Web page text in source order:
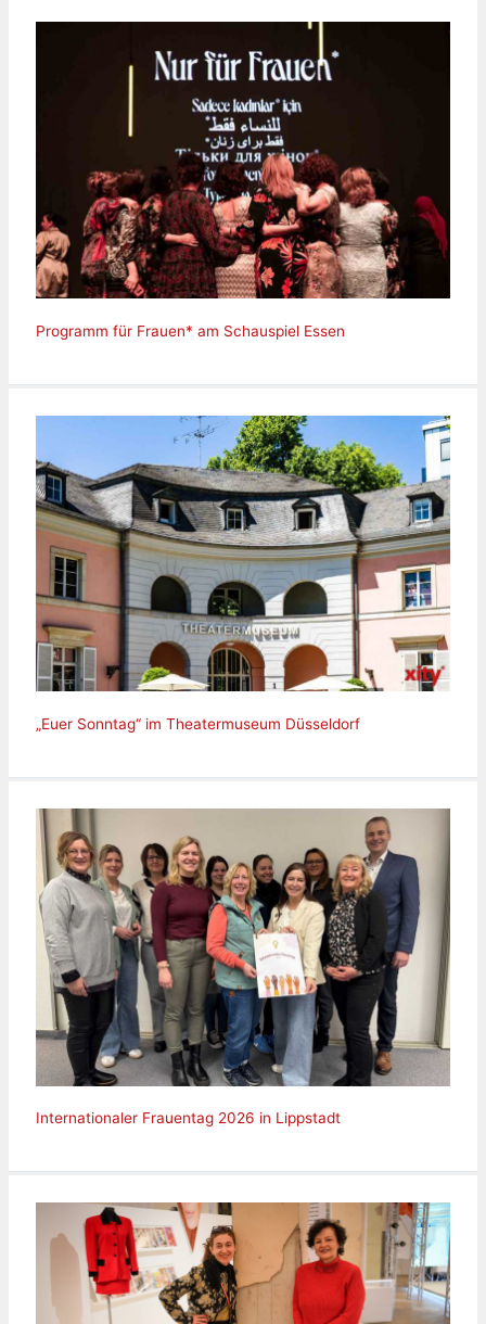
Programm für Frauen* am Schauspiel Essen
„Euer Sonntag“ im Theatermuseum Düsseldorf
Internationaler Frauentag 2026 in Lippstadt